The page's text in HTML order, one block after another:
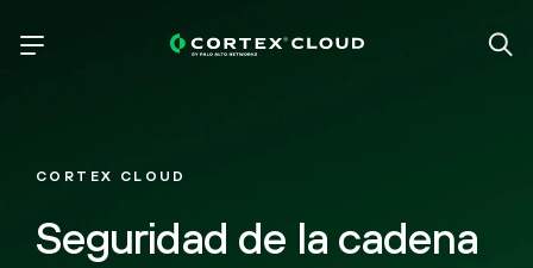
CORTEX CLOUD
Seguridad de la cadena